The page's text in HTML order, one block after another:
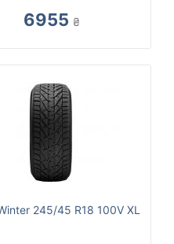
6955 ₴
245/45 R18 100V XL